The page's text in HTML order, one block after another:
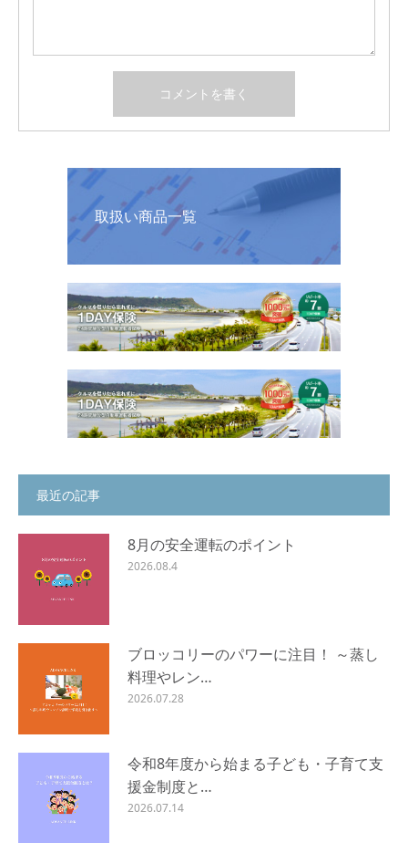
取扱い商品一覧
最近の記事
8月の安全運転のポイント
2026.08.4
ブロッコリーのパワーに注目！ ～蒸し
料理やレン…
2026.07.28
令和8年度から始まる子ども・子育て支
援金制度と…
2026.07.14